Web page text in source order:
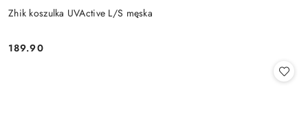
Zhik koszulka UVActive L/S męska
Cena:
189.90